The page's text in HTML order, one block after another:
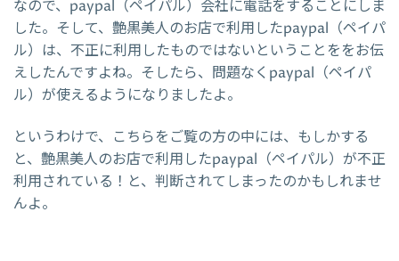
なので、paypal（ペイパル）会社に電話をすることにしま
した。そして、艶黒美人のお店で利用したpaypal（ペイパ
ル）は、不正に利用したものではないということををお伝
えしたんですよね。そしたら、問題なくpaypal（ペイパ
ル）が使えるようになりましたよ。
というわけで、こちらをご覧の方の中には、もしかする
と、艶黒美人のお店で利用したpaypal（ペイパル）が不正
利用されている！と、判断されてしまったのかもしれませ
んよ。